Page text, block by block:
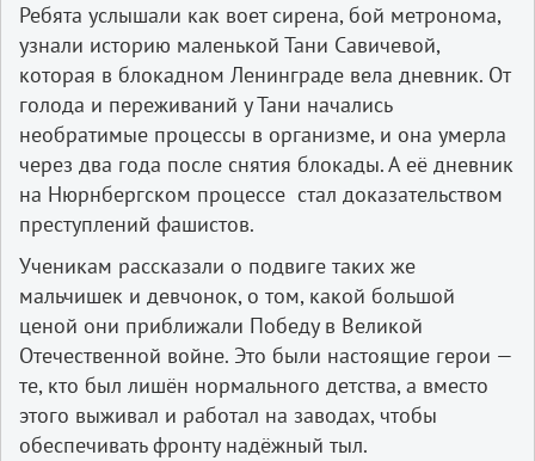
Ребята услышали как воет сирена, бой метронома,
узнали историю маленькой Тани Савичевой,
которая в блокадном Ленинграде вела дневник. От
голода и переживаний у Тани начались
необратимые процессы в организме, и она умерла
через два года после снятия блокады. А её дневник
на Нюрнбергском процессе стал доказательством
преступлений фашистов.
Ученикам рассказали о подвиге таких же
мальчишек и девчонок, о том, какой большой
ценой они приближали Победу в Великой
Отечественной войне. Это были настоящие герои —
те, кто был лишён нормального детства, а вместо
этого выживал и работал на заводах, чтобы
обеспечивать фронту надёжный тыл.